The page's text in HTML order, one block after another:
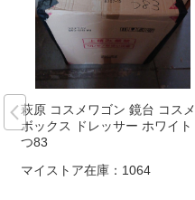
萩原 コスメワゴン 鏡台 コスメ
ボックス ドレッサー ホワイト
つ83
マイストア在庫： 1064